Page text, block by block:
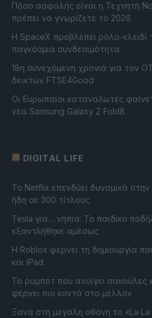
Πόσο ασφαλής είναι η Τεχνητή
πρέπει να γνωρίζετε το 2026
Η SpaceX προβλέπει ρόλο-κλειδί
παγκόσμια συνδεσιμότητα
18η συνεχόμενη χρονιά για τον
δεικτών FTSE4Good
Οι Ευρωπαίοι καταναλωτές
νέα Samsung Galaxy Z Fold8
DIGITAL LIFE
Το Netflix επενδύει δυναμικά
ήδη σε 300 τίτλους
Tesla για… νήπια: Το παιδικό
εξαντλήθηκε αμέσως
Η Roblox φέρνει τη δημιουργία
και iPad
Το ρομπότ που ανοίγει σακούλες
φέρνει πιο κοντά στο μέλλον
Ξανά στη μεγάλη οθόνη το «La La